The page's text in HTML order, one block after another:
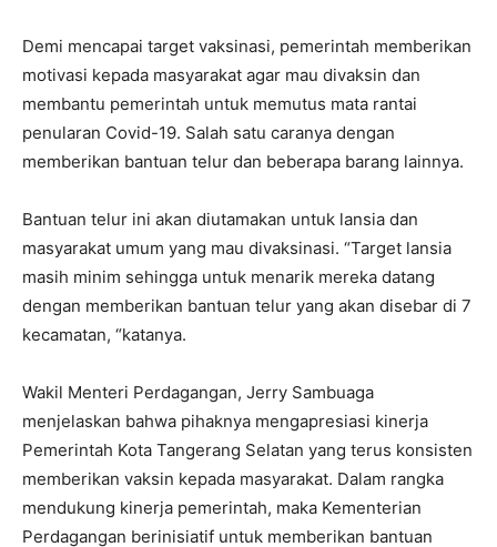
Demi mencapai target vaksinasi, pemerintah memberikan
motivasi kepada masyarakat agar mau divaksin dan
membantu pemerintah untuk memutus mata rantai
penularan Covid-19. Salah satu caranya dengan
memberikan bantuan telur dan beberapa barang lainnya.
Bantuan telur ini akan diutamakan untuk lansia dan
masyarakat umum yang mau divaksinasi. “Target lansia
masih minim sehingga untuk menarik mereka datang
dengan memberikan bantuan telur yang akan disebar di 7
kecamatan, “katanya.
Wakil Menteri Perdagangan, Jerry Sambuaga
menjelaskan bahwa pihaknya mengapresiasi kinerja
Pemerintah Kota Tangerang Selatan yang terus konsisten
memberikan vaksin kepada masyarakat. Dalam rangka
mendukung kinerja pemerintah, maka Kementerian
Perdagangan berinisiatif untuk memberikan bantuan